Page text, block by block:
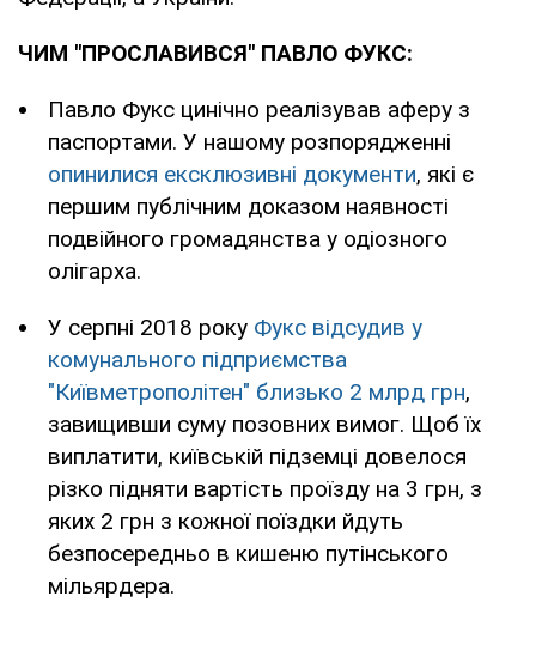
ЧИМ "ПРОСЛАВИВСЯ" ПАВЛО ФУКС:
Павло Фукс цинічно реалізував аферу з
паспортами. У нашому розпорядженні
опинилися ексклюзивні документи, які є
першим публічним доказом наявності
подвійного громадянства у одіозного
олігарха.
У серпні 2018 року Фукс відсудив у
комунального підприємства
"Київметрополітен" близько 2 млрд грн,
завищивши суму позовних вимог. Щоб їх
виплатити, київській підземці довелося
різко підняти вартість проїзду на 3 грн, з
яких 2 грн з кожної поїздки йдуть
безпосередньо в кишеню путінського
мільярдера.